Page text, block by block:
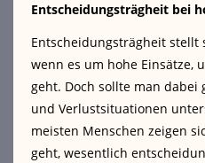
Entscheidungsträgheit bei
Entscheidungsträgheit stellt
wenn es um hohe Einsätze,
geht. Doch sollte man dabei
und Verlustsituationen
meisten Menschen zeigen
geht, wesentlich